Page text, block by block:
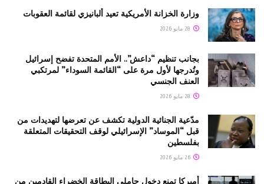
وزارة الخزانة الأمريكية تعيد ألبانيزي لقائمة العقوبات
بجانب تنظيم “داعش”.. الأمم المتحدة تفضح إسرائيل
وتُدرجها لأول مرة على “القائمة السوداء” لمرتكبي
العنف الجنسي
مدّعية الجنائية الدولية تكشف عن تعرضها لتهديدات من
قبل “الموساد” الإسرائيلي لوقف التحقيقات المتعلقة
بفلسطين
أميركا تمنع دخول حاملي البطاقة الخضراء القادمين من